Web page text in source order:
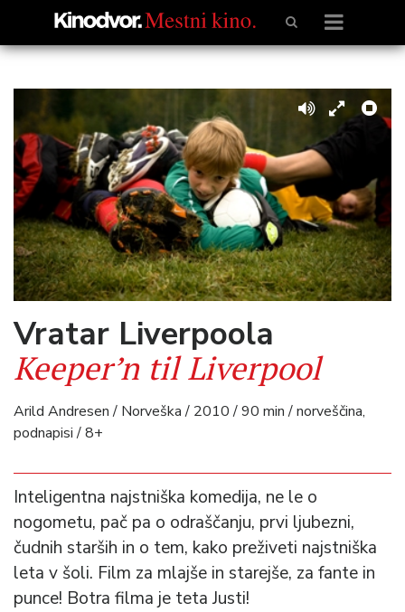
Vratar Liverpoola
Keeper’n til Liverpool
Arild Andresen / Norveška / 2010 / 90 min / norveščina,
podnapisi / 8+
Inteligentna najstniška komedija, ne le o
nogometu, pač pa o odraščanju, prvi ljubezni,
čudnih starših in o tem, kako preživeti najstniška
leta v šoli. Film za mlajše in starejše, za fante in
punce! Botra filma je teta Justi!